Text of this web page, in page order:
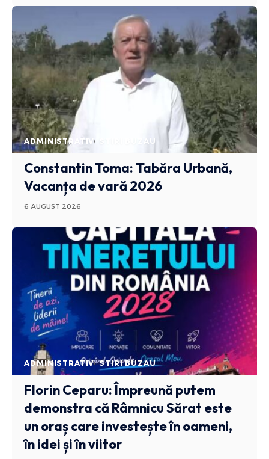
ADMINISTRATIV STIRI BUZAU
Constantin Toma: Tabăra Urbană,
Vacanța de vară 2026
6 AUGUST 2026
ADMINISTRATIV STIRI BUZAU
Florin Ceparu: Împreună putem
demonstra că Râmnicu Sărat este
un oraș care investește în oameni,
în idei și în viitor